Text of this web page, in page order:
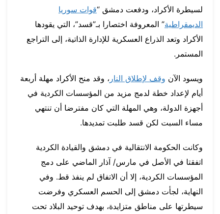
لسيطرة الأكراد، ودفعت دمشق “قوات سوريا
الديمقراطية” المعروفة اختصارا بـ”قسد”، التي يقودها
الأكراد وتعد الذراع العسكرية للإدارة الذاتية، إلى التراجع
المستمر.
ويسود الآن وقف لإطلاق النار ، وقد منح الأكراد مهلة أربعة
أيام لإعداد خطة لدمج مزيد من المؤسسات الكردية في
أجهزة الدولة، وهي المهلة التي كان مفترضا أن تنتهي
مساء السبت لكن قسد طلبت تمديدها.
وكانت الحكومة الانتقالية في دمشق والقيادة الكردية
اتفقتا في الأصل في مارس/ آذار الماضي على دمج
المؤسسات الكردية، إلا أن الاتفاق لم ينفذ قط. وفي
النهاية، لجأت دمشق إلى الحسم العسكري وفرضت
سيطرتها على مناطق متزايدة، بهدف توحيد البلاد تحت